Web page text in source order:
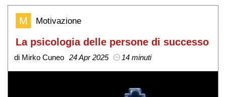
più profondo, che […]
M Motivazione
La psicologia delle persone di successo
di Mirko Cuneo 24 Apr 2025 14 minuti